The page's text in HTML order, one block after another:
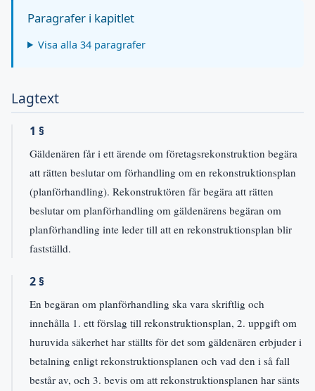
Paragrafer i kapitlet
Visa alla 34 paragrafer
Lagtext
1 §
Gäldenären får i ett ärende om företagsrekonstruktion begära
att rätten beslutar om förhandling om en rekonstruktionsplan
(planförhandling). Rekonstruktören får begära att rätten
beslutar om planförhandling om gäldenärens begäran om
planförhandling inte leder till att en rekonstruktionsplan blir
fastställd.
2 §
En begäran om planförhandling ska vara skriftlig och
innehålla 1. ett förslag till rekonstruktionsplan, 2. uppgift om
huruvida säkerhet har ställts för det som gäldenären erbjuder i
betalning enligt rekonstruktionsplanen och vad den i så fall
består av, och 3. bevis om att rekonstruktionsplanen har sänts